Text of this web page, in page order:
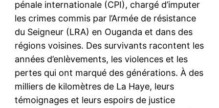
pénale internationale (CPI), chargé d’imputer
les crimes commis par l’Armée de résistance
du Seigneur (LRA) en Ouganda et dans des
régions voisines. Des survivants racontent les
années d’enlèvements, les violences et les
pertes qui ont marqué des générations. À des
milliers de kilomètres de La Haye, leurs
témoignages et leurs espoirs de justice